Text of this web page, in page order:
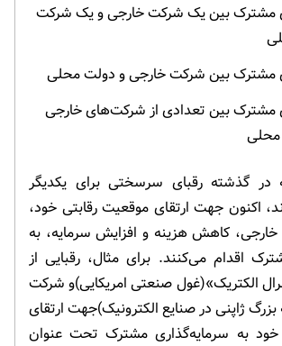
مشترک بین یک شرکت خارجی و یک شرکت
مشترک بین شرکت خارجی و دولت محلی
مشترک بین تعدادی از شرکت‌های خارجی
گذشته رقبای سرسختی برای یکدیگر
جهت ارتقای موقعیت رقابتی خود،
خارجی، کاهش هزینه و افزایش سرمایه، به
اقدام می‌کنند. برای مثال، رقبایی از
الکتریک»(غول صنعتی امریکایی)و شرکت
بزرگ ژاپنی در صنایع الکترونیک)جهت ارتقای
خود به سرمایه‌گذاری مشترک تحت عنوان